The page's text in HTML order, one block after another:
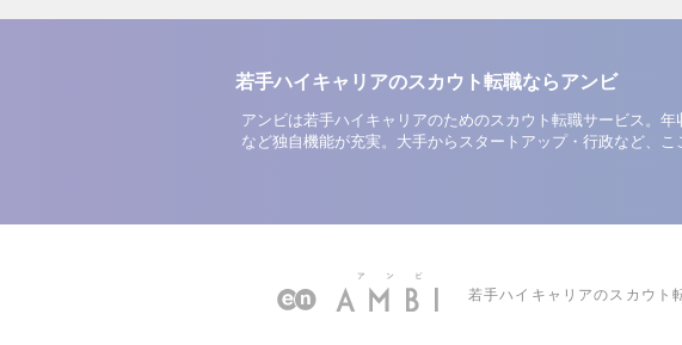
若手ハイキャリアのスカウト転職ならアンビ
アンビは若手ハイキャリアのためのスカウト転職サービス。
など独自機能が充実。大手からスタートアップ・行政など、こ
若手ハイキャリアのスカウト